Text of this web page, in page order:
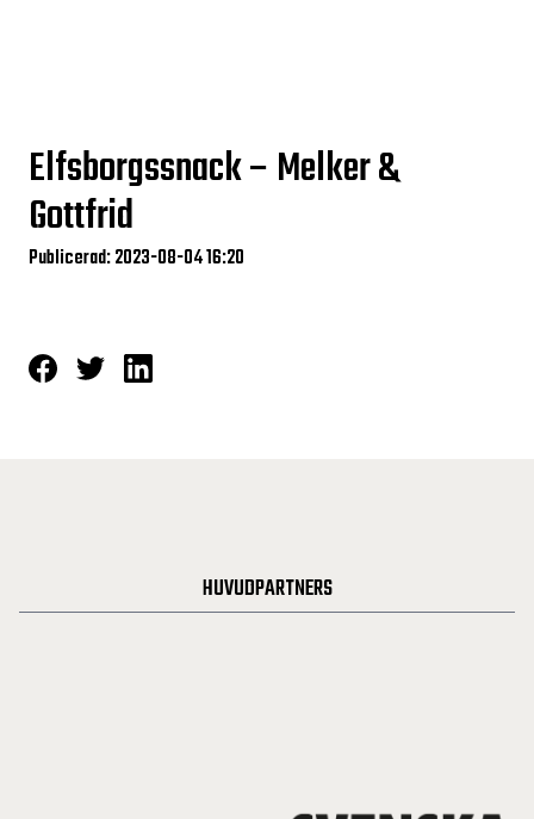
Elfsborgssnack – Melker &
Gottfrid
Publicerad: 2023-08-04 16:20
HUVUDPARTNERS